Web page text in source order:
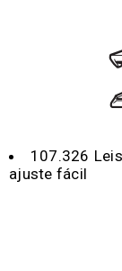
107.326
ajuste fácil